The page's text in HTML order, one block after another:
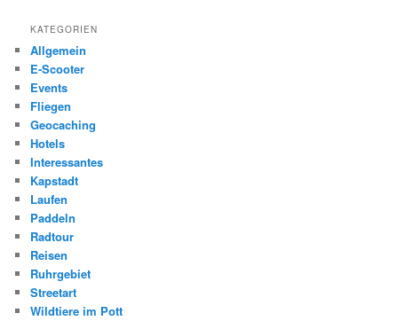
KATEGORIEN
Allgemein
E-Scooter
Events
Fliegen
Geocaching
Hotels
Interessantes
Kapstadt
Laufen
Paddeln
Radtour
Reisen
Ruhrgebiet
Streetart
Wildtiere im Pott